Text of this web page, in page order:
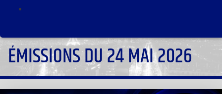
ÉMISSIONS DU 24 MAI 2026